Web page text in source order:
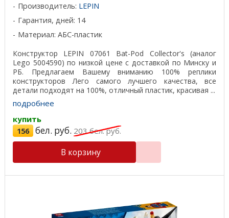
Производитель: LEPIN
Гарантия, дней: 14
Материал: АБС-пластик
Конструктор LEPIN 07061 Bat-Pod Collector's (аналог
Lego 5004590) по низкой цене с доставкой по Минску и
РБ. Предлагаем Вашему вниманию 100% реплики
конструкторов Лего самого лучшего качества, все
детали подходят на 100%, отличный пластик, красивая ...
подробнее
купить
156 бел. руб. 203бел. руб.
В корзину